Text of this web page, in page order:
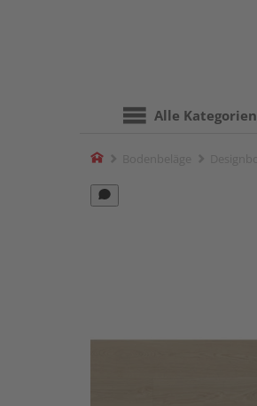
Alle Kategorien
Home